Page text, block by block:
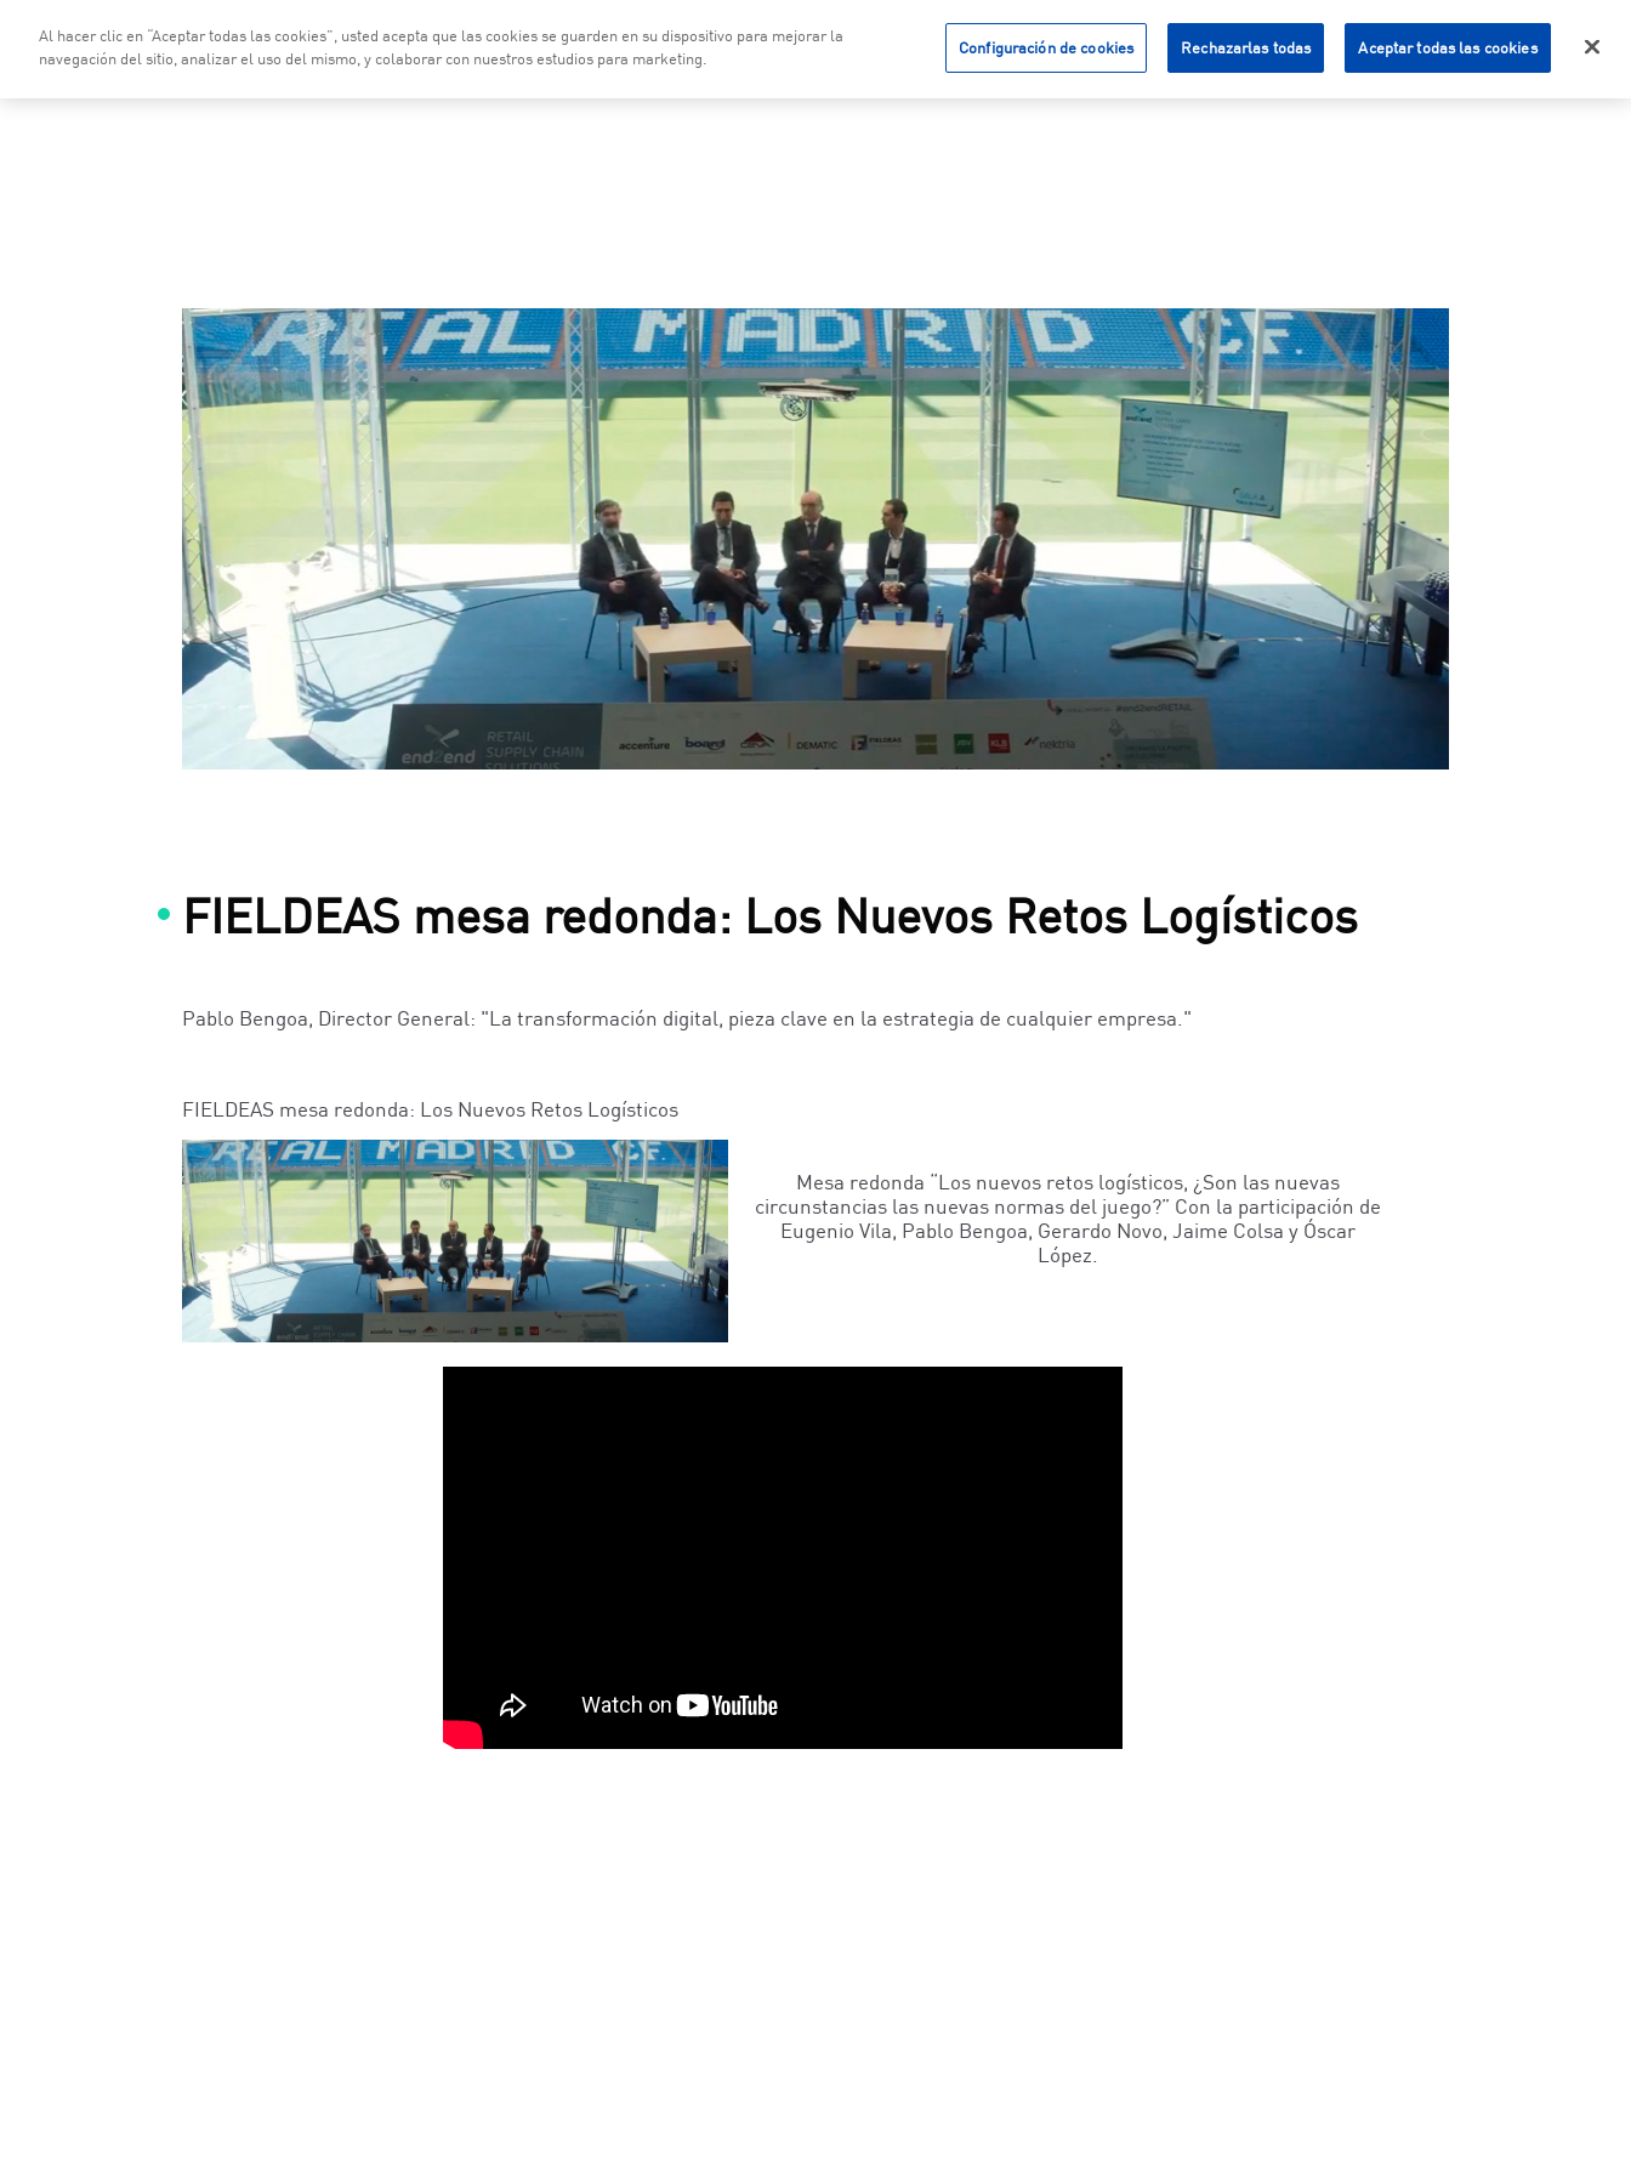
Skip to Main Content
Quiénes Somos Servicios Noticias farmavenix.public.acceso
FIELDEAS mesa redonda: Los Nuevos Retos Logísticos
Pablo Bengoa, Director General: "La transformación digital, pieza clave en la estrategia de cualquier empresa."
FIELDEAS mesa redonda: Los Nuevos Retos Logísticos
Mesa redonda “Los nuevos retos logísticos, ¿Son las nuevas
circunstancias las nuevas normas del juego?” Con la participación de
Eugenio Vila, Pablo Bengoa, Gerardo Novo, Jaime Colsa y Óscar
López.
Al hacer clic en “Aceptar todas las cookies”, usted acepta que las cookies se guarden en su dispositivo para mejorar la
navegación del sitio, analizar el uso del mismo, y colaborar con nuestros estudios para marketing.
Configuración de cookies Rechazarlas todas Aceptar todas las cookies